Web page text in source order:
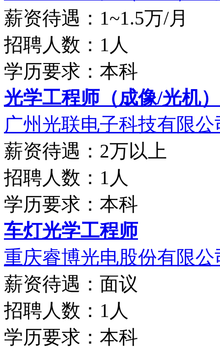
薪资待遇：1~1.5万/月
招聘人数：1人
学历要求：本科
光学工程师（成像/光机）
广州光联电子科技有限公
薪资待遇：2万以上
招聘人数：1人
学历要求：本科
车灯光学工程师
重庆睿博光电股份有限公
薪资待遇：面议
招聘人数：1人
学历要求：本科